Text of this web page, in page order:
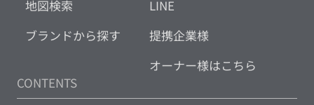
地図検索
ブランドから探す
LINE
提携企業様
オーナー様はこちら
CONTENTS